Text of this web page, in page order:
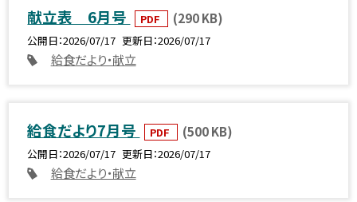
献立表 6月号 PDF (290 KB)
公開日 2026/07/17 更新日 2026/07/17
給食だより・献立
給食だより7月号 PDF (500 KB)
公開日 2026/07/17 更新日 2026/07/17
給食だより・献立